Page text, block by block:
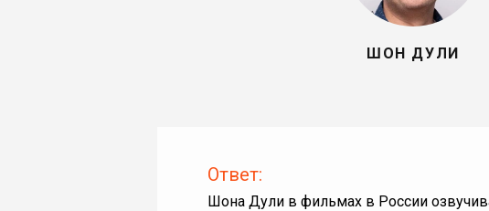
ШОН ДУЛИ
Ответ:
Шона Дули в фильмах в России